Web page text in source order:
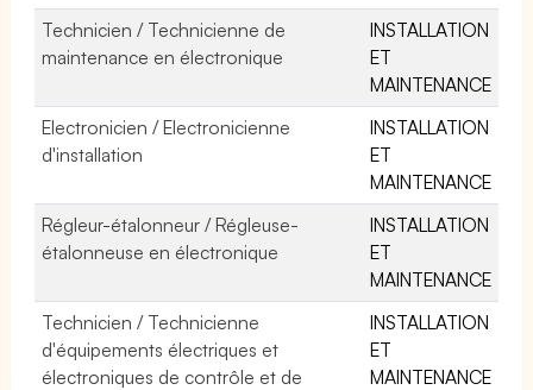
Technicien / Technicienne de
maintenance en électronique
INSTALLATION
ET
MAINTENANCE
Electronicien / Electronicienne
d'installation
INSTALLATION
ET
MAINTENANCE
Régleur-étalonneur / Régleuse-
étalonneuse en électronique
INSTALLATION
ET
MAINTENANCE
Technicien / Technicienne
d'équipements électriques et
électroniques de contrôle et de
INSTALLATION
ET
MAINTENANCE